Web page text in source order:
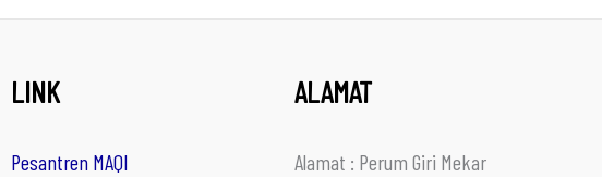
LINK
Pesantren MAQI
ALAMAT
Alamat : Perum Giri Mekar